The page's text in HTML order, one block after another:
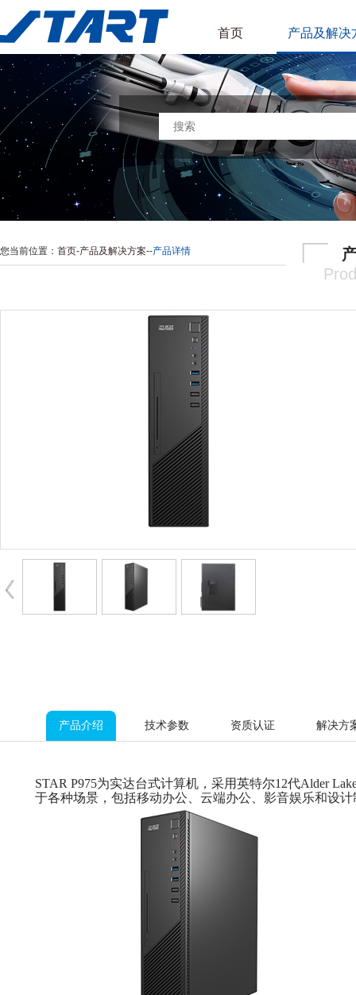
首页 产品及解决
您当前位置： 首页-产品及解决方案--产品详情
产品介绍 技术参数 资质认证 解决方
STAR P975为实达台式计算机，采用英特尔12代Alder
于各种场景，包括移动办公、云端办公、影音娱乐和设计